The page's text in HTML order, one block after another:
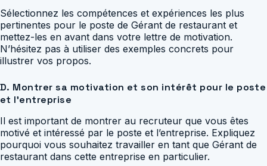
Sélectionnez les compétences et expériences les plus
pertinentes pour le poste de Gérant de restaurant et
mettez-les en avant dans votre lettre de motivation.
N’hésitez pas à utiliser des exemples concrets pour
illustrer vos propos.
D. Montrer sa motivation et son intérêt pour le poste
et l’entreprise
Il est important de montrer au recruteur que vous êtes
motivé et intéressé par le poste et l’entreprise. Expliquez
pourquoi vous souhaitez travailler en tant que Gérant de
restaurant dans cette entreprise en particulier.